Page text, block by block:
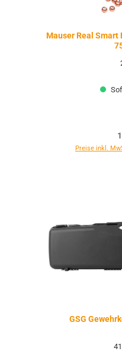
Mauser Real Smart
Preise inkl.
GSG